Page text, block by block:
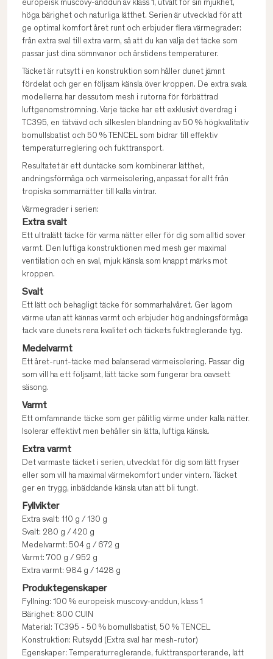
europeisk muscovy-anddun av klass 1, utvalt för sin mjukhet,
höga bärighet och naturliga lätthet. Serien är utvecklad för att
ge optimal komfort året runt och erbjuder flera värmegrader:
från extra sval till extra varm, så att du kan välja det täcke som
passar just dina sömnvanor och årstidens temperaturer.
Täcket är rutsytt i en konstruktion som håller dunet jämnt
fördelat och ger en följsam känsla över kroppen. De extra svala
modellerna har dessutom mesh i rutorna för förbättrad
luftgenomströmning. Varje täcke har ett exklusivt överdrag i
TC395, en tätvävd och silkeslen blandning av 50 % högkvalitativ
bomullsbatist och 50 % TENCEL som bidrar till effektiv
temperaturreglering och fukttransport.
Resultatet är ett duntäcke som kombinerar lätthet,
andningsförmåga och värmeisolering, anpassat för allt från
tropiska sommarnätter till kalla vintrar.
Värmegrader i serien:
Extra svalt
Ett ultralätt täcke för varma nätter eller för dig som alltid sover
varmt. Den luftiga konstruktionen med mesh ger maximal
ventilation och en sval, mjuk känsla som knappt märks mot
kroppen.
Svalt
Ett lätt och behagligt täcke för sommarhalvåret. Ger lagom
värme utan att kännas varmt och erbjuder hög andningsförmåga
tack vare dunets rena kvalitet och täckets fuktreglerande tyg.
Medelvarmt
Ett året-runt-täcke med balanserad värmeisolering. Passar dig
som vill ha ett följsamt, lätt täcke som fungerar bra oavsett
säsong.
Varmt
Ett omfamnande täcke som ger pålitlig värme under kalla nätter.
Isolerar effektivt men behåller sin lätta, luftiga känsla.
Extra varmt
Det varmaste täcket i serien, utvecklat för dig som lätt fryser
eller som vill ha maximal värmekomfort under vintern. Täcket
ger en trygg, inbäddande känsla utan att bli tungt.
Fyllvikter
Extra svalt: 110 g / 130 g
Svalt: 280 g / 420 g
Medelvarmt: 504 g / 672 g
Varmt: 700 g / 952 g
Extra varmt: 984 g / 1428 g
Produktegenskaper
Fyllning: 100 % europeisk muscovy-anddun, klass 1
Bärighet: 800 CUIN
Material: TC395 - 50 % bomullsbatist, 50 % TENCEL
Konstruktion: Rutsydd (Extra sval har mesh-rutor)
Egenskaper: Temperaturreglerande, fukttransporterande, lätt